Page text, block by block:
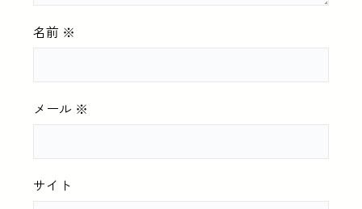
名前 ※
メール ※
サイト